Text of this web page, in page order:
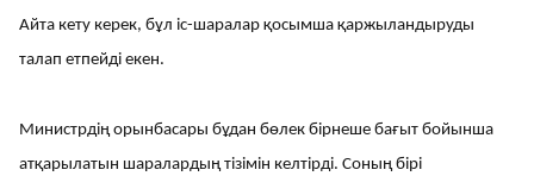
Айта кету керек, бұл іс-шаралар қосымша қаржыландыруды
талап етпейді екен.
Министрдің орынбасары бұдан бөлек бірнеше бағыт бойынша
атқарылатын шаралардың тізімін келтірді. Соның бірі